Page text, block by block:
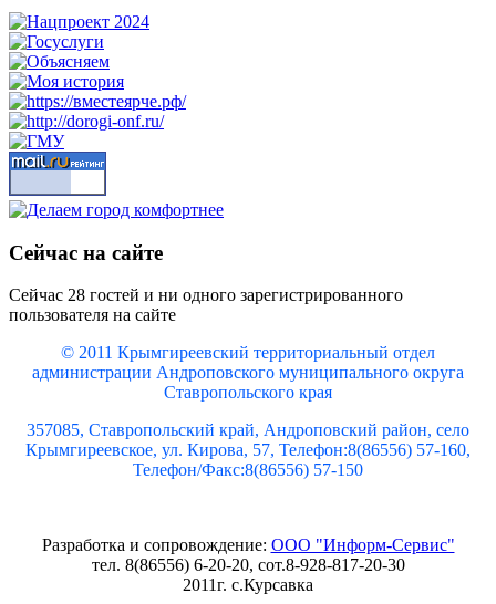
Сейчас на сайте
Сейчас 28 гостей и ни одного зарегистрированного
пользователя на сайте
© 2011 Крымгиреевский территориальный отдел
администрации Андроповского муниципального округа
Ставропольского края
357085, Ставропольский край, Андроповский район, село
Крымгиреевское, ул. Кирова, 57, Телефон:8(86556) 57-160,
Телефон/Факс:8(86556) 57-150
Разработка и сопровождение: ООО "Информ-Сервис"
тел. 8(86556) 6-20-20, сот.8-928-817-20-30
2011г. с.Курсавка